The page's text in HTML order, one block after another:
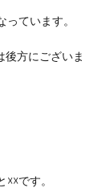
ています。
後方にございま
です。